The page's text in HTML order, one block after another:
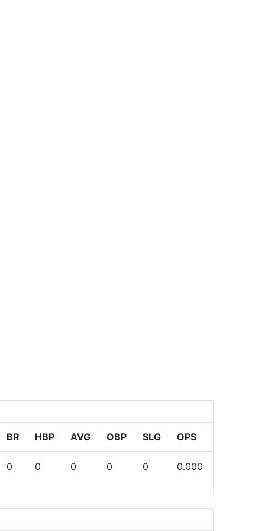
BR HBP AVG OBP SLG OPS
0 0 0 0 0 0.000